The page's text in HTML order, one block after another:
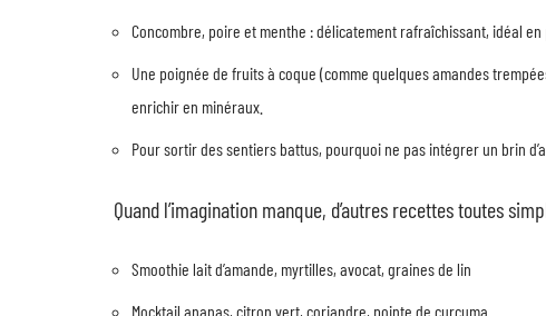
Concombre, poire et menthe : délicatement rafraîchissant, idéal
Une poignée de fruits à coque (comme quelques amandes
enrichir en minéraux.
Pour sortir des sentiers battus, pourquoi ne pas intégrer un brin
Quand l’imagination manque, d’autres recettes toutes
Smoothie lait d’amande, myrtilles, avocat, graines de lin
Mocktail ananas, citron vert, coriandre, pointe de curcuma